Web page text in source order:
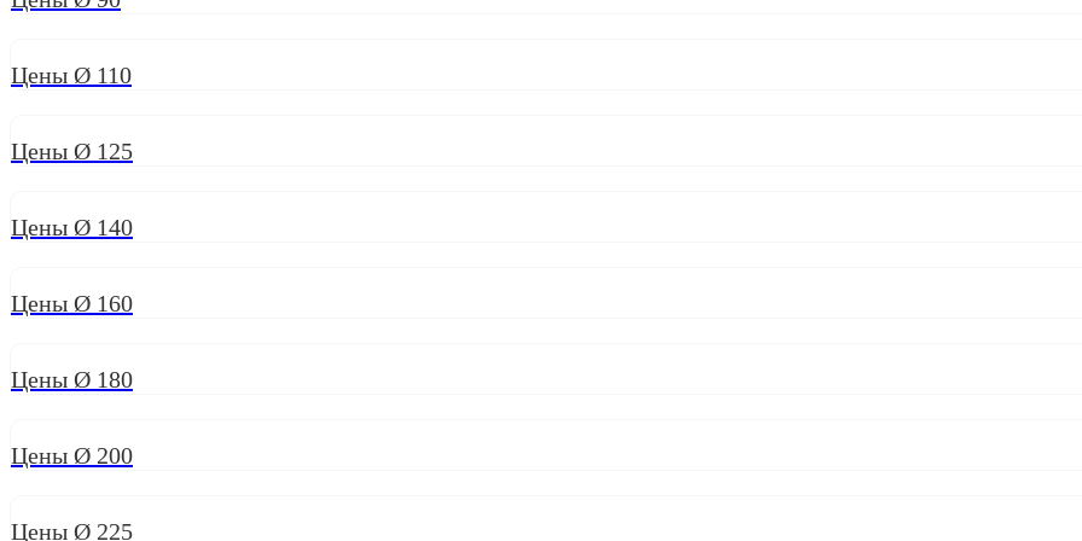
Цены Ø 110
Цены Ø 125
Цены Ø 140
Цены Ø 160
Цены Ø 180
Цены Ø 200
Цены Ø 225